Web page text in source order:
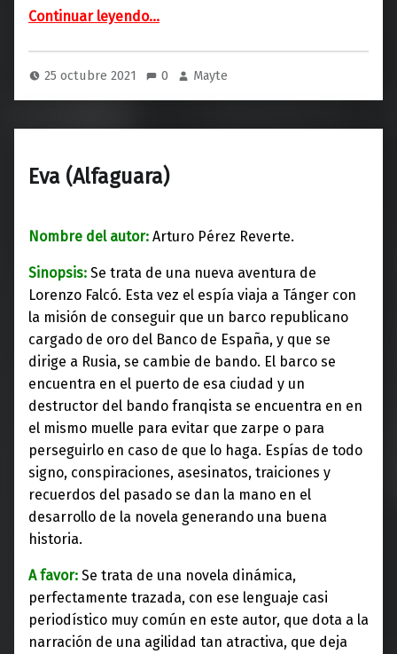
Continuar leyendo“El cirujano de almas (Ediciones B)”
…
25 octubre 2021 0 Mayte
Eva (Alfaguara)
Nombre del autor: Arturo Pérez Reverte.
Sinopsis: Se trata de una nueva aventura de
Lorenzo Falcó. Esta vez el espía viaja a Tánger con
la misión de conseguir que un barco republicano
cargado de oro del Banco de España, y que se
dirige a Rusia, se cambie de bando. El barco se
encuentra en el puerto de esa ciudad y un
destructor del bando franqista se encuentra en en
el mismo muelle para evitar que zarpe o para
perseguirlo en caso de que lo haga. Espías de todo
signo, conspiraciones, asesinatos, traiciones y
recuerdos del pasado se dan la mano en el
desarrollo de la novela generando una buena
historia.
A favor: Se trata de una novela dinámica,
perfectamente trazada, con ese lenguaje casi
periodístico muy común en este autor, que dota a la
narración de una agilidad tan atractiva, que deja